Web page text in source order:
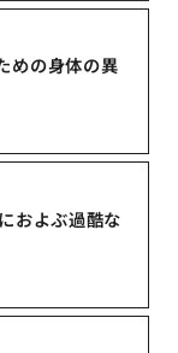
めの身体の異
およぶ過酷な